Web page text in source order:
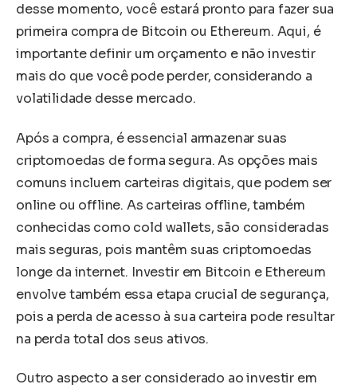
desse momento, você estará pronto para fazer sua
primeira compra de Bitcoin ou Ethereum. Aqui, é
importante definir um orçamento e não investir
mais do que você pode perder, considerando a
volatilidade desse mercado.
Após a compra, é essencial armazenar suas
criptomoedas de forma segura. As opções mais
comuns incluem carteiras digitais, que podem ser
online ou offline. As carteiras offline, também
conhecidas como cold wallets, são consideradas
mais seguras, pois mantêm suas criptomoedas
longe da internet. Investir em Bitcoin e Ethereum
envolve também essa etapa crucial de segurança,
pois a perda de acesso à sua carteira pode resultar
na perda total dos seus ativos.
Outro aspecto a ser considerado ao investir em